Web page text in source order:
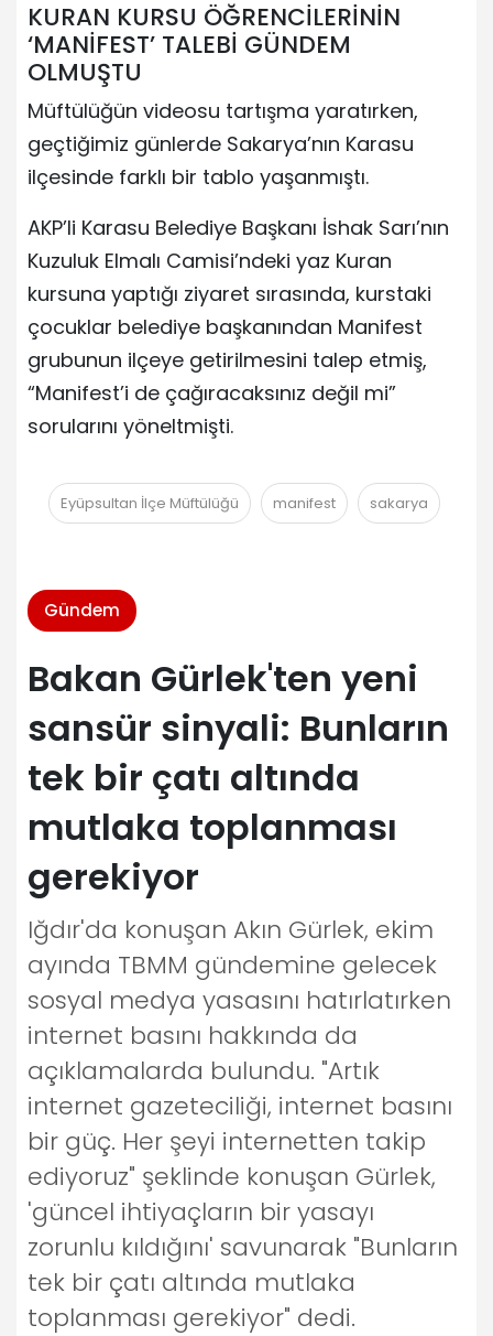
KURAN KURSU ÖĞRENCİLERİNİN
‘MANİFEST’ TALEBİ GÜNDEM
OLMUŞTU
Müftülüğün videosu tartışma yaratırken,
geçtiğimiz günlerde Sakarya’nın Karasu
ilçesinde farklı bir tablo yaşanmıştı.
AKP’li Karasu Belediye Başkanı İshak Sarı’nın
Kuzuluk Elmalı Camisi’ndeki yaz Kuran
kursuna yaptığı ziyaret sırasında, kurstaki
çocuklar belediye başkanından Manifest
grubunun ilçeye getirilmesini talep etmiş,
“Manifest’i de çağıracaksınız değil mi”
sorularını yöneltmişti.
Eyüpsultan İlçe Müftülüğü manifest sakarya
Gündem
Bakan Gürlek'ten yeni
sansür sinyali: Bunların
tek bir çatı altında
mutlaka toplanması
gerekiyor
Iğdır'da konuşan Akın Gürlek, ekim
ayında TBMM gündemine gelecek
sosyal medya yasasını hatırlatırken
internet basını hakkında da
açıklamalarda bulundu. "Artık
internet gazeteciliği, internet basını
bir güç. Her şeyi internetten takip
ediyoruz" şeklinde konuşan Gürlek,
'güncel ihtiyaçların bir yasayı
zorunlu kıldığını' savunarak "Bunların
tek bir çatı altında mutlaka
toplanması gerekiyor" dedi.